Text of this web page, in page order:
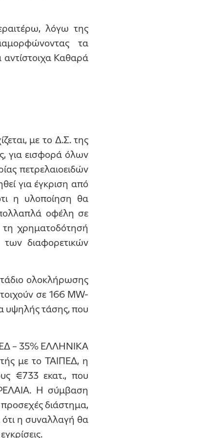
λόγω της
τα
αντίστοιχα Καθαρά
με το Δ.Σ. της
για εισφορά όλων
πετρελαιοειδών
για έγκριση από
η υλοποίηση θα
οφέλη σε
τη χρηματοδότησή
των διαφορετικών
ολοκλήρωσης
σε 166 MW-
υψηλής τάσης, που
– 35% ΕΛΛΗΝΙΚΑ
με το ΤΑΙΠΕΔ, η
€733 εκατ., που
Η σύμβαση
διάστημα,
ότι η συναλλαγή θα